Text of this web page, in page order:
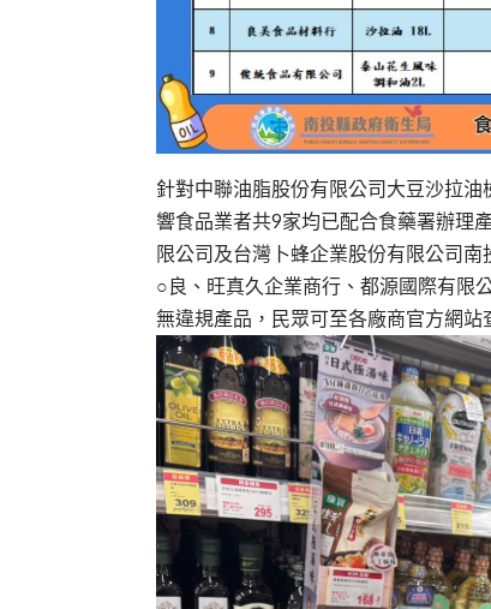
針對中聯油脂股份有限公司大豆沙拉
響食品業者共9家均已配合食藥署辦理
限公司及台灣卜蜂企業股份有限公司
○良、旺真久企業商行、都源國際有限
無違規產品，民眾可至各廠商官方網